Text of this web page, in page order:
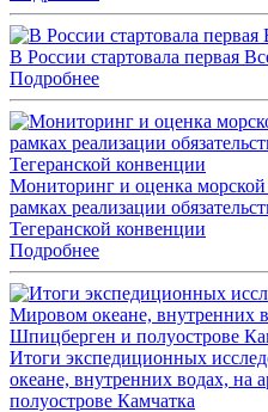
В России стартовала первая
Подробнее
Мониторинг и оценка
рамках реализации
Тегеранской конвенции
Подробнее
Итоги экспедиционных
океане, внутренних водах, на
полуострове Камчатка